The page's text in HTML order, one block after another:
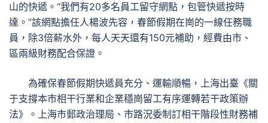
山的快遞。“我們有20多名員工留守網點，包管快遞按時
達。”該網點擔任人楊波先容，春節假期在崗的一線任務職
員，除3倍薪水外，每人天天還有150元補助，經費由市、
區兩級財務配合保證。
為確保春節假期快遞員充分、運輸順暢，上海出臺《關
于支撐本市相干行業和企業穩崗留工有序運轉若干政策辦
法》。上海市郵政治理局、市路況委制訂相干階段性財務補